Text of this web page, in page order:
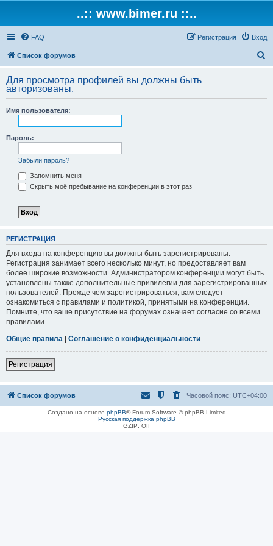
..:: www.bimer.ru ::..
FAQ Вход
Регистрация
Список форумов
с
Для просмотра профилей вы должны быть
авторизованы.
Имя пользователя:
Пароль:
Забыли пароль?
Запомнить меня
Скрыть моё пребывание на конференции в этот раз
РЕГИСТРАЦИЯ
Для входа на конференцию вы должны быть зарегистрированы.
Регистрация занимает всего несколько минут, но предоставляет вам
более широкие возможности. Администратором конференции могут быть
установлены также дополнительные привилегии для зарегистрированных
пользователей. Прежде чем зарегистрироваться, вам следует
ознакомиться с правилами и политикой, принятыми на конференции.
Помните, что ваше присутствие на форумах означает согласие со всеми
правилами.
Общие правила | Соглашение о конфиденциальности
Регистрация
Список форумов Часовой пояс: UTC+04:00
Создано на основе phpBB® Forum Software © phpBB Limited
Русская поддержка phpBB
GZIP: Off